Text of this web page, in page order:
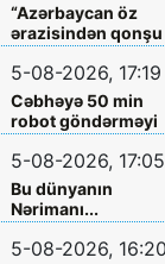
“Azərbaycan öz
ərazisindən qonşu
ölkəyə qarşı
olunmasına icazə
verməz”
5-08-2026, 17:19
Cəbhəyə 50 min
robot göndərməyi
planlaşdırırlar
5-08-2026, 17:05
Bu dünyanın
Nərimanı...
5-08-2026, 16:20